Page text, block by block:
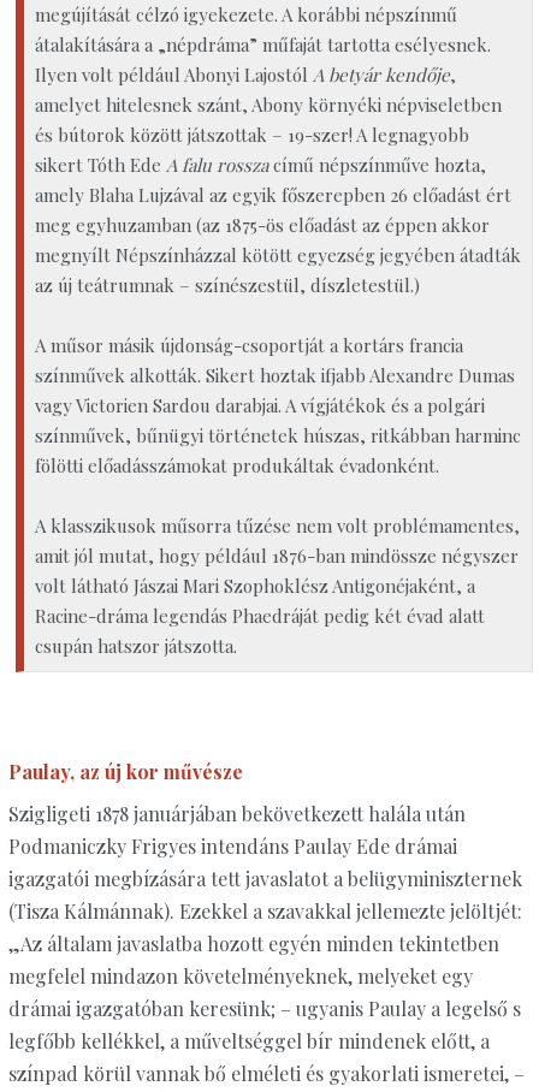
megújítását célzó igyekezete. A korábbi népszínmű
átalakítására a „népdráma” műfaját tartotta esélyesnek.
Ilyen volt például Abonyi Lajostól A betyár kendője,
amelyet hitelesnek szánt, Abony környéki népviseletben
és bútorok között játszottak – 19-szer! A legnagyobb
sikert Tóth Ede A falu rosszacímű népszínműve hozta,
amely Blaha Lujzával az egyik főszerepben 26 előadást ért
meg egyhuzamban (az 1875-ös előadást az éppen akkor
megnyílt Népszínházzal kötött egyezség jegyében átadták
az új teátrumnak – színészestül, díszletestül.)
A műsor másik újdonság-csoportját a kortárs francia
színművek alkották. Sikert hoztak ifjabb Alexandre Dumas
vagy Victorien Sardou darabjai. A vígjátékok és a polgári
színművek, bűnügyi történetek húszas, ritkábban harminc
fölötti előadásszámokat produkáltak évadonként.
A klasszikusok műsorra tűzése nem volt problémamentes,
amit jól mutat, hogy például 1876-ban mindössze négyszer
volt látható Jászai Mari Szophoklész Antigonéjaként, a
Racine-dráma legendás Phaedráját pedig két évad alatt
csupán hatszor játszotta.
Paulay, az új kor művésze
Szigligeti 1878 januárjában bekövetkezett halála után
Podmaniczky Frigyes intendáns Paulay Ede drámai
igazgatói megbízására tett javaslatot a belügyminiszternek
(Tisza Kálmánnak). Ezekkel a szavakkal jellemezte jelöltjét:
„Az általam javaslatba hozott egyén minden tekintetben
megfelel mindazon követelményeknek, melyeket egy
drámai igazgatóban keresünk; – ugyanis Paulay a legelső s
legfőbb kellékkel, a műveltséggel bír mindenek előtt, a
színpad körül vannak bő elméleti és gyakorlati ismeretei, –